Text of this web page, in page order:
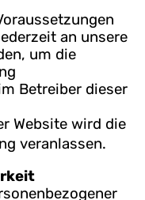
an unsere
um die
Betreiber dieser
Website wird die
veranlassen.